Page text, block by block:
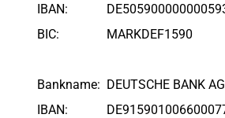
IBAN:
BIC:
MARKDEF1590
Bankname: DEUTSCHE BANK
IBAN: